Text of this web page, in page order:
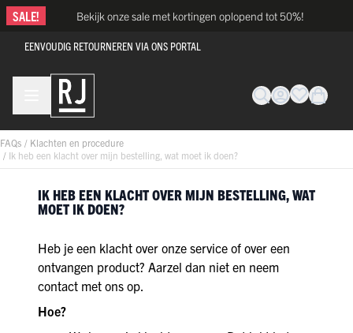
Ga naar de inhoud
SALE! Bekijk onze sale met kortingen oplopend tot 50%!
EENVOUDIG RETOURNEREN VIA ONS PORTAL
FAQs / Klachten en procedure
/ Ik heb een klacht over mijn bestelling, wat moet ik doen?
IK HEB EEN KLACHT OVER MIJN BESTELLING, WAT
MOET IK DOEN?
Heb je een klacht over onze service of over een
ontvangen product? Aarzel dan niet en neem
contact met ons op.
Hoe?